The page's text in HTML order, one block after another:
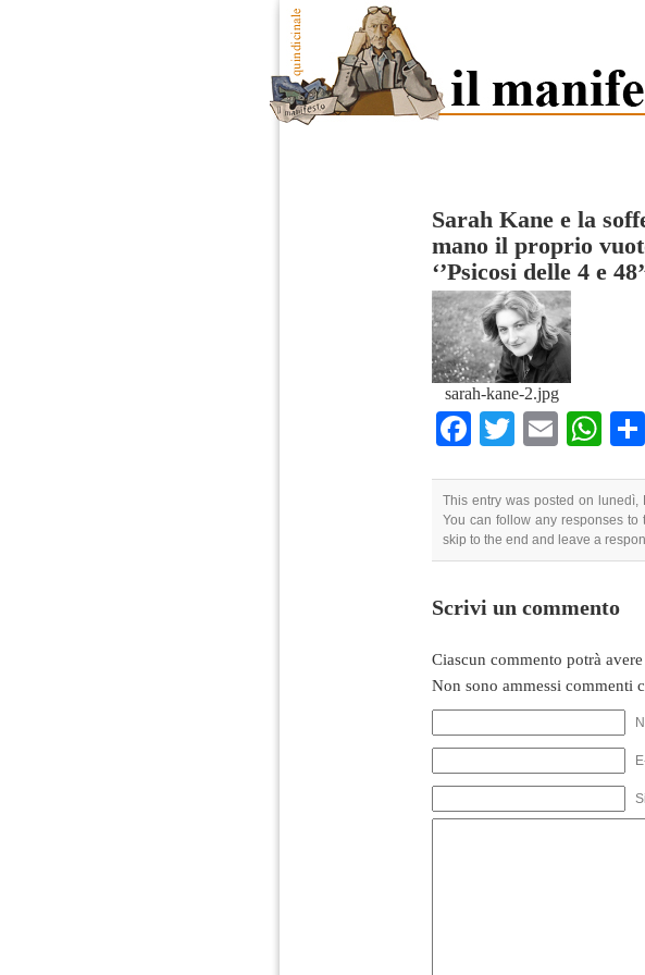
Sarah Kane e la
mano il proprio
‘’Psicosi delle 4 e
sarah-kane-2.jpg
Facebook
TwitterEmail
This entry was posted on lunedì,
You can follow any responses to
skip to the end and leave a
Scrivi un commento
Ciascun commento potrà
Non sono ammessi commenti